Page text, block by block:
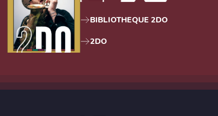
BIBLIOTHEQUE 2DO
2DO